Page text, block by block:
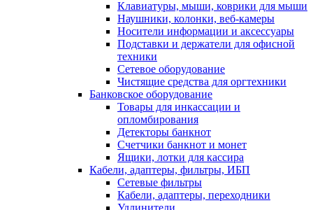
Клавиатуры, мыши, коврики для мыши
Наушники, колонки, веб-камеры
Носители информации и аксессуары
Подставки и держатели для офисной
техники
Сетевое оборудование
Чистящие средства для оргтехники
Банковское оборудование
Товары для инкассации и
опломбирования
Детекторы банкнот
Счетчики банкнот и монет
Ящики, лотки для кассира
Кабели, адаптеры, фильтры, ИБП
Сетевые фильтры
Кабели, адаптеры, переходники